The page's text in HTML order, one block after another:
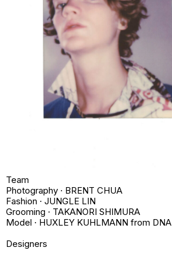
Team
Photography · BRENT CHUA
Fashion · JUNGLE LIN
Grooming · TAKANORI SHIMURA
Model · HUXLEY KUHLMANN from DNA
Designers